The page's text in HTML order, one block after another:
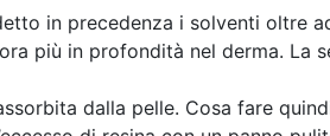
in precedenza i solventi oltre
più in profondità nel derma. La
dalla pelle. Cosa fare